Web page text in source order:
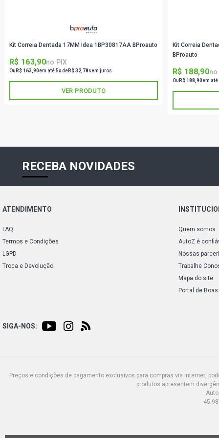
Kit Correia Dentada 17MM Idea 1BP30817AA BProauto
R$ 163,90no PIX
Ou R$ 163,90em até 5x deR$ 32,78sem juros
VER PRODUTO
Kit Correia
BProauto
R$ 188,90no
Ou R$ 188,90em até
RECEBA NOVIDADES
ATENDIMENTO
FAQ
Termos e Condições
LGPD
Troca e Devolução
Quem somos
AutoZ é
Nossas
Trabalhe
Mapa do site
Portal de
SIGA-NOS:
Preços e condições de pagamento exclusivos para compras via internet,
produtos apresentem